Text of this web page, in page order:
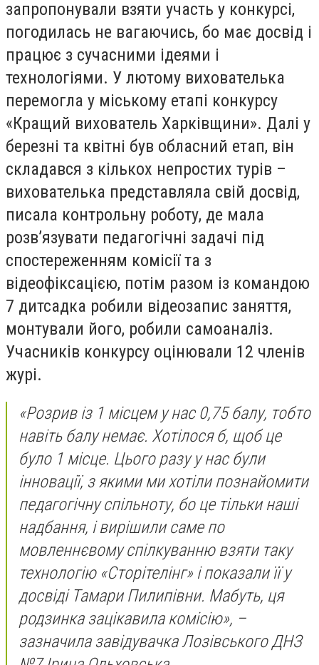
запропонували взяти участь у конкурсі,
погодилась не вагаючись, бо має досвід і
працює з сучасними ідеями і
технологіями. У лютому вихователька
перемогла у міському етапі конкурсу
«Кращий вихователь Харківщини». Далі у
березні та квітні був обласний етап, він
складався з кількох непростих турів –
вихователька представляла свій досвід,
писала контрольну роботу, де мала
розв’язувати педагогічні задачі під
спостереженням комісії та з
відеофіксацією, потім разом із командою
7 дитсадка робили відеозапис заняття,
монтували його, робили самоаналіз.
Учасників конкурсу оцінювали 12 членів
журі.
«Розрив із 1 місцем у нас 0,75 балу, тобто
навіть балу немає. Хотілося б, щоб це
було 1 місце. Цього разу у нас були
інновації, з якими ми хотіли познайомити
педагогічну спільноту, бо це тільки наші
надбання, і вирішили саме по
мовленнєвому спілкуванню взяти таку
технологію «Сторітелінг» і показали її у
досвіді Тамари Пилипівни. Мабуть, ця
родзинка зацікавила комісію», –
зазначила завідувачкаЛозівського ДНЗ